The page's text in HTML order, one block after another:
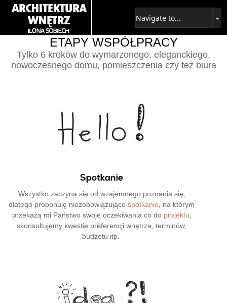
ETAPY WSPÓŁPRACY
Tylko 6 kroków do wymarzonego, eleganckiego,
nowoczesnego domu, pomieszczenia czy też biura
Spotkanie
Wszystko zaczyna się od wzajemnego poznania się,
dlatego proponuję niezobowiązującespotkanie, na którym
przekażą mi Państwo swoje oczekiwania co do projektu,
skonsultujemy kwestie preferencji wnętrza, terminów,
budżetu itp.